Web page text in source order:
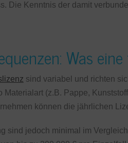
Die Kenntnis der damit
Was
sind variabel und richten
Materialart (z.B. Pappe,
können die jährlichen
sind jedoch minimal im